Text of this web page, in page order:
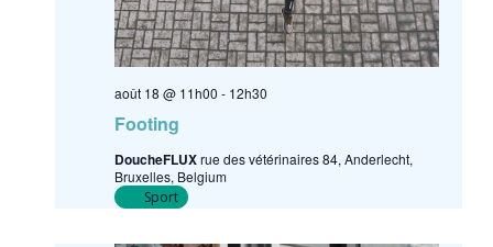
Footing
août 18 @ 11h00 - 12h30
DoucheFLUXrue des vétérinaires 84, Anderlecht,
Bruxelles, Belgium
Sport